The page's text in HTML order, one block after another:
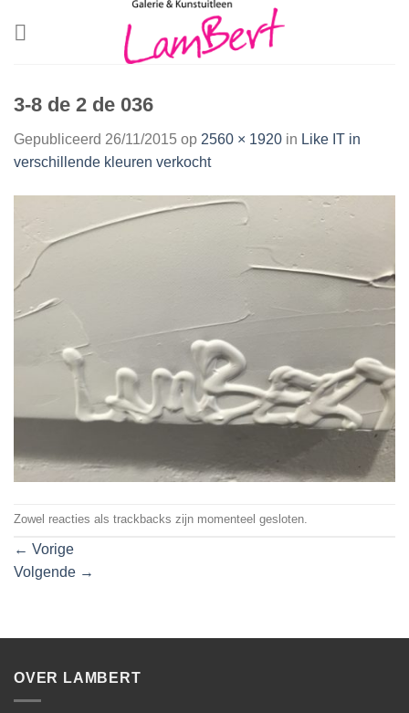
3-8 de 2 de 036
Gepubliceerd 26/11/2015 op 2560 × 1920 in Like IT in
verschillende kleuren verkocht
Zowel reacties als trackbacks zijn momenteel gesloten.
← Vorige
Volgende →
OVER LAMBERT